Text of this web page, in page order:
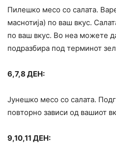
Пилешко месо со салата.
маснотија) по ваш вкус.
по ваш вкус. Во неа можете
подразбира под терминот
6,7,8 ДЕН:
Јунешко месо со салата.
повторно зависи од вашиот
9,10,11 ДЕН: